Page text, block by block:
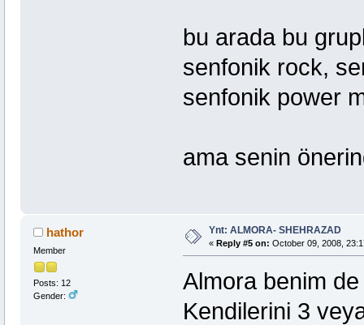
bu arada bu
senfonik rock,
senfonik power
ama senin
hathor
Member
Posts: 12
Gender:
Ynt: ALMORA- SHEHRAZAD
« Reply #5 on: October 09, 2008,
Almora benim
Kendilerini 3